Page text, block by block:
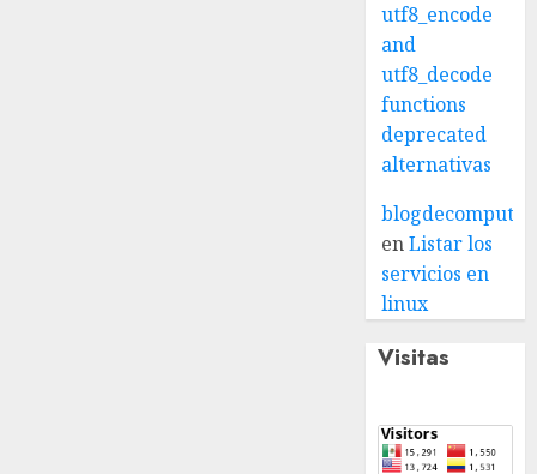
utf8_encode
and
utf8_decode
functions
deprecated
alternativas
enListar los
servicios en
linux
Visitas